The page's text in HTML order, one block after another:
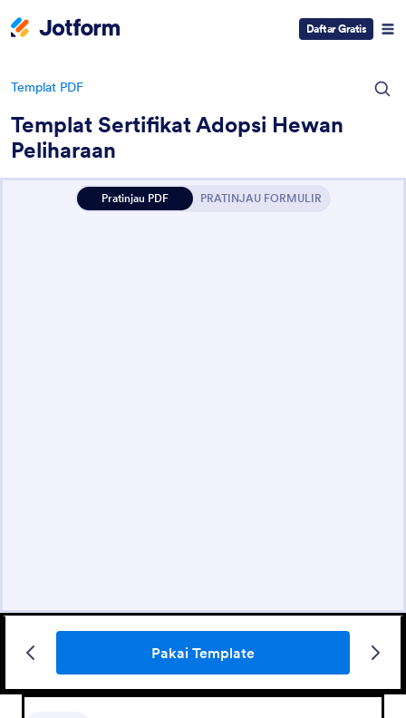
Daftar Gratis
Templat PDF
Templat Sertifikat Adopsi Hewan
Peliharaan
Pratinjau PDF PRATINJAU FORMULIR
Pakai Template